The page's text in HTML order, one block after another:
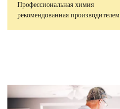
Профессиональная химия
рекомендованная производителем